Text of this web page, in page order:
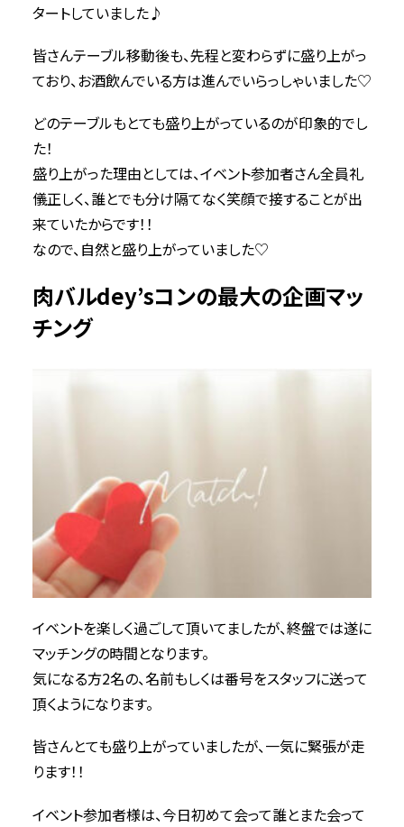
タートしていました♪
皆さんテーブル移動後も、先程と変わらずに盛り上がっ
ており、お酒飲んでいる方は進んでいらっしゃいました♡
どのテーブルもとても盛り上がっているのが印象的でし
た！
盛り上がった理由としては、イベント参加者さん全員礼
儀正しく、誰とでも分け隔てなく笑顔で接することが出
来ていたからです！！
なので、自然と盛り上がっていました♡
肉バルdey’sコンの最大の企画マッ
チング
イベントを楽しく過ごして頂いてましたが、終盤では遂に
マッチングの時間となります。
気になる方2名の、名前もしくは番号をスタッフに送って
頂くようになります。
皆さんとても盛り上がっていましたが、一気に緊張が走
ります！！
イベント参加者様は、今日初めて会って誰とまた会って